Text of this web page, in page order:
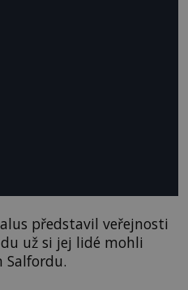
představil veřejnosti
už si jej lidé mohli
Salfordu.